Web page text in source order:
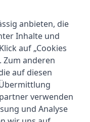
in lauten
damit Sie so
Musik
zu pausieren,
anbieten, die
Inhalte und
auf „Cookies
Zum anderen
auf diesen
verwenden
und Analyse